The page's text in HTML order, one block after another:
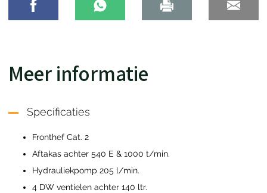
Meer informatie
Specificaties
Fronthef Cat. 2
Aftakas achter 540 E & 1000 t/min.
Hydrauliekpomp 205 l/min.
4 DW ventielen achter 140 ltr.